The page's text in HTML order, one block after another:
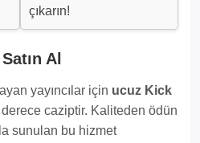
çıkarın!
Al
yayıncılar için ucuz Kick
caziptir. Kaliteden ödün
sunulan bu hizmet